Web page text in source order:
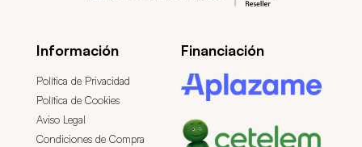
Información
Política de Privacidad
Política de Cookies
Aviso Legal
Condiciones de Compra
Financiación